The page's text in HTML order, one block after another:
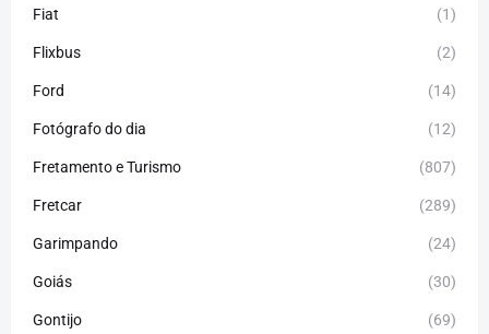
Fiat (1)
Flixbus (2)
Ford (14)
Fotógrafo do dia (12)
Fretamento e Turismo (807)
Fretcar (289)
Garimpando (24)
Goiás (30)
Gontijo (69)